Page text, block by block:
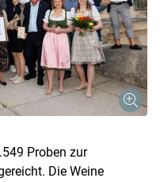
Proben zur
Die Weine